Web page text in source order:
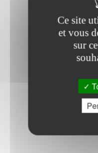
Contacter
Horaires
Ce site
et vous
sur